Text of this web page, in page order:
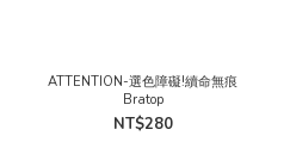
ATTENTION-選色障礙!續命無痕
Bratop
NT$280